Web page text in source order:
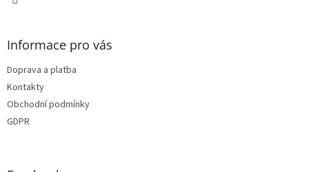
Informace pro vás
Doprava a platba
Kontakty
Obchodní podmínky
GDPR